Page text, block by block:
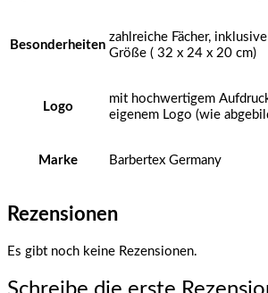
Besonderheiten
zahlreiche Fächer,
Größe ( 32 x 24 x 20 cm)
Logo
mit hochwertigem
eigenem Logo (wie
Marke Barbertex Germany
Rezensionen
Es gibt noch keine Rezensionen.